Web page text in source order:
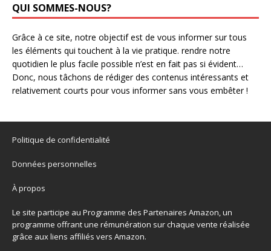
QUI SOMMES-NOUS?
Grâce à ce site, notre objectif est de vous informer sur tous
les éléments qui touchent à la vie pratique. rendre notre
quotidien le plus facile possible n’est en fait pas si évident…
Donc, nous tâchons de rédiger des contenus intéressants et
relativement courts pour vous informer sans vous embêter !
Politique de confidentialité
Données personnelles
À propos
Le site participe au Programme des Partenaires Amazon, un
programme offrant une rémunération sur chaque vente réalisée
grâce aux liens affiliés vers Amazon.